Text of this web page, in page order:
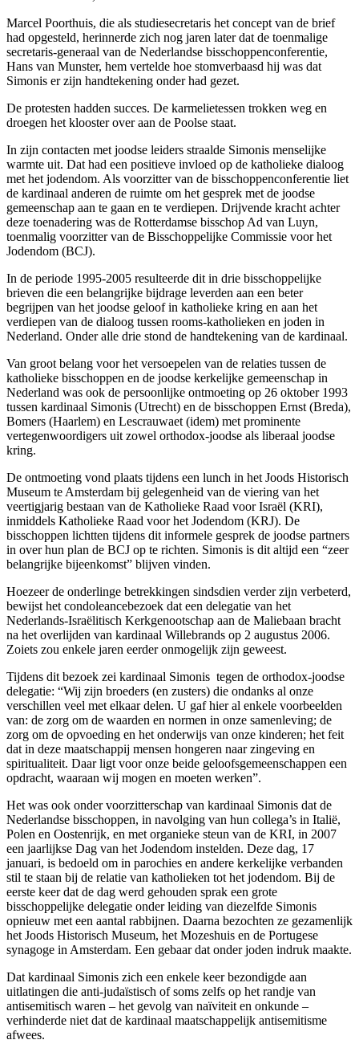
Marcel Poorthuis, die als studiesecretaris het concept van de brief
had opgesteld, herinnerde zich nog jaren later dat de toenmalige
secretaris-generaal van de Nederlandse bisschoppenconferentie,
Hans van Munster, hem vertelde hoe stomverbaasd hij was dat
Simonis er zijn handtekening onder had gezet.
De protesten hadden succes. De karmelietessen trokken weg en
droegen het klooster over aan de Poolse staat.
In zijn contacten met joodse leiders straalde Simonis menselijke
warmte uit. Dat had een positieve invloed op de katholieke dialoog
met het jodendom. Als voorzitter van de bisschoppenconferentie liet
de kardinaal anderen de ruimte om het gesprek met de joodse
gemeenschap aan te gaan en te verdiepen. Drijvende kracht achter
deze toenadering was de Rotterdamse bisschop Ad van Luyn,
toenmalig voorzitter van de Bisschoppelijke Commissie voor het
Jodendom (BCJ).
In de periode 1995-2005 resulteerde dit in drie bisschoppelijke
brieven die een belangrijke bijdrage leverden aan een beter
begrijpen van het joodse geloof in katholieke kring en aan het
verdiepen van de dialoog tussen rooms-katholieken en joden in
Nederland. Onder alle drie stond de handtekening van de kardinaal.
Van groot belang voor het versoepelen van de relaties tussen de
katholieke bisschoppen en de joodse kerkelijke gemeenschap in
Nederland was ook de persoonlijke ontmoeting op 26 oktober 1993
tussen kardinaal Simonis (Utrecht) en de bisschoppen Ernst (Breda),
Bomers (Haarlem) en Lescrauwaet (idem) met prominente
vertegenwoordigers uit zowel orthodox-joodse als liberaal joodse
kring.
De ontmoeting vond plaats tijdens een lunch in het Joods Historisch
Museum te Amsterdam bij gelegenheid van de viering van het
veertigjarig bestaan van de Katholieke Raad voor Israël (KRI),
inmiddels Katholieke Raad voor het Jodendom (KRJ). De
bisschoppen lichtten tijdens dit informele gesprek de joodse partners
in over hun plan de BCJ op te richten. Simonis is dit altijd een “zeer
belangrijke bijeenkomst” blijven vinden.
Hoezeer de onderlinge betrekkingen sindsdien verder zijn verbeterd,
bewijst het condoleancebezoek dat een delegatie van het
Nederlands-Israëlitisch Kerkgenootschap aan de Maliebaan bracht
na het overlijden van kardinaal Willebrands op 2 augustus 2006.
Zoiets zou enkele jaren eerder onmogelijk zijn geweest.
Tijdens dit bezoek zei kardinaal Simonis tegen de orthodox-joodse
delegatie: “Wij zijn broeders (en zusters) die ondanks al onze
verschillen veel met elkaar delen. U gaf hier al enkele voorbeelden
van: de zorg om de waarden en normen in onze samenleving; de
zorg om de opvoeding en het onderwijs van onze kinderen; het feit
dat in deze maatschappij mensen hongeren naar zingeving en
spiritualiteit. Daar ligt voor onze beide geloofsgemeenschappen een
opdracht, waaraan wij mogen en moeten werken”.
Het was ook onder voorzitterschap van kardinaal Simonis dat de
Nederlandse bisschoppen, in navolging van hun collega’s in Italië,
Polen en Oostenrijk, en met organieke steun van de KRI, in 2007
een jaarlijkse Dag van het Jodendom instelden. Deze dag, 17
januari, is bedoeld om in parochies en andere kerkelijke verbanden
stil te staan bij de relatie van katholieken tot het jodendom. Bij de
eerste keer dat de dag werd gehouden sprak een grote
bisschoppelijke delegatie onder leiding van diezelfde Simonis
opnieuw met een aantal rabbijnen. Daarna bezochten ze gezamenlijk
het Joods Historisch Museum, het Mozeshuis en de Portugese
synagoge in Amsterdam. Een gebaar dat onder joden indruk maakte.
Dat kardinaal Simonis zich een enkele keer bezondigde aan
uitlatingen die anti-judaïstisch of soms zelfs op het randje van
antisemitisch waren – het gevolg van naïviteit en onkunde –
verhinderde niet dat de kardinaal maatschappelijk antisemitisme
afwees.